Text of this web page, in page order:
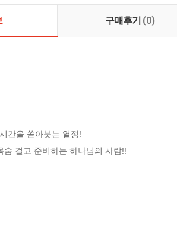
구매후기 (0)
간을 쏟아붓는 열정!
숨 걸고 준비하는 하나님의 사람!!